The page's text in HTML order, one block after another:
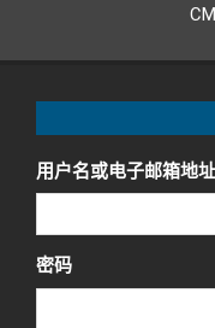
用户名或电子邮箱地址
密码